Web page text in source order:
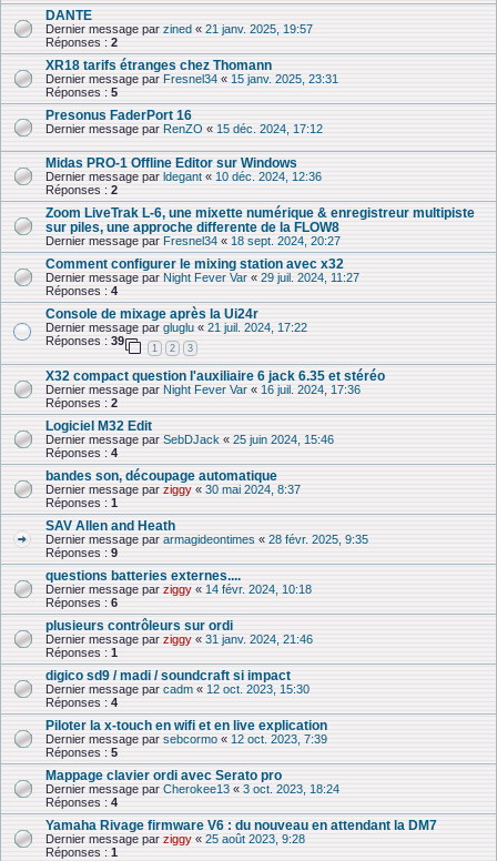
DANTE
Dernier message par zined « 21 janv. 2025, 19:57
Réponses : 2
XR18 tarifs étranges chez Thomann
Dernier message par Fresnel34 « 15 janv. 2025, 23:31
Réponses : 5
Presonus FaderPort 16
Dernier message par RenZO « 15 déc. 2024, 17:12
Midas PRO-1 Offline Editor sur Windows
Dernier message par ldegant « 10 déc. 2024, 12:36
Réponses : 2
Zoom LiveTrak L-6, une mixette numérique & enre­gis­treur multi­piste
sur piles, une approche differente de la FLOW8
Dernier message par Fresnel34 « 18 sept. 2024, 20:27
Comment configurer le mixing station avec x32
Dernier message par Night Fever Var « 29 juil. 2024, 11:27
Réponses : 4
Console de mixage après la Ui24r
Dernier message par gluglu « 21 juil. 2024, 17:22
Réponses : 39
1 2 3
X32 compact question l'auxiliaire 6 jack 6.35 et stéréo
Dernier message par Night Fever Var « 16 juil. 2024, 17:36
Réponses : 2
Logiciel M32 Edit
Dernier message par SebDJack « 25 juin 2024, 15:46
Réponses : 4
bandes son, découpage automatique
Dernier message par ziggy « 30 mai 2024, 8:37
Réponses : 1
SAV Allen and Heath
Dernier message par armagideontimes « 28 févr. 2025, 9:35
Réponses : 9
questions batteries externes....
Dernier message par ziggy « 14 févr. 2024, 10:18
Réponses : 6
plusieurs contrôleurs sur ordi
Dernier message par ziggy « 31 janv. 2024, 21:46
Réponses : 1
digico sd9 / madi / soundcraft si impact
Dernier message par cadm « 12 oct. 2023, 15:30
Réponses : 4
Piloter la x-touch en wifi et en live explication
Dernier message par sebcormo « 12 oct. 2023, 7:39
Réponses : 5
Mappage clavier ordi avec Serato pro
Dernier message par Cherokee13 « 3 oct. 2023, 18:24
Réponses : 4
Yamaha Rivage firmware V6 : du nouveau en attendant la DM7
Dernier message par ziggy « 25 août 2023, 9:28
Réponses : 1